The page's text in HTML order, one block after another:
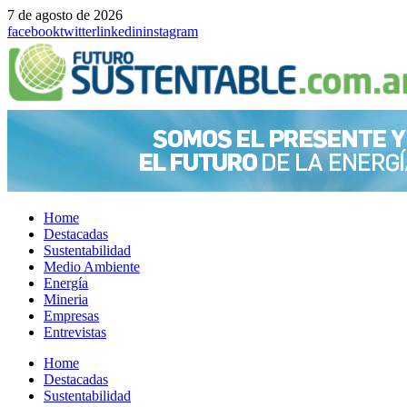
7 de agosto de 2026
facebooktwitterlinkedininstagram
Home
Destacadas
Sustentabilidad
Medio Ambiente
Energía
Mineria
Empresas
Entrevistas
Menu
Home
Destacadas
Sustentabilidad